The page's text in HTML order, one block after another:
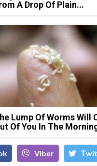
A Drop Of Plain...
Lump Of Worms Will
Of You In The
Viber